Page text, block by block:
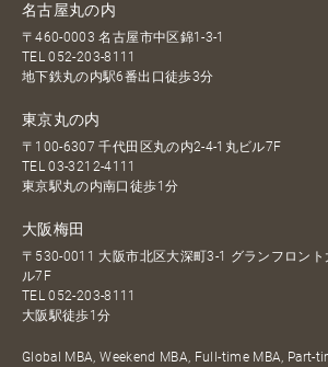
名古屋丸の内
〒460-0003 名古屋市中区錦1-3-1
TEL052-203-8111
地下鉄丸の内駅6番出口徒歩3分
東京丸の内
〒100-6307 千代田区丸の内2-4-1丸ビル7F
TEL03-3212-4111
東京駅丸の内南口徒歩1分
大阪梅田
〒530-0011 大阪市北区大深町3-1 グランフロント
ル7F
TEL052-203-8111
大阪駅徒歩1分
Global MBA, Weekend MBA, Full-time MBA, Part-